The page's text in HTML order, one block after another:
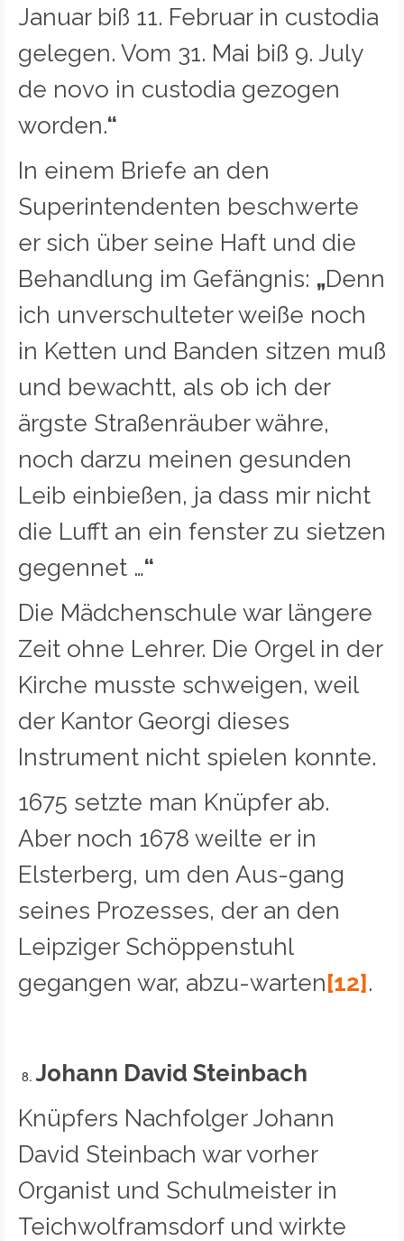
Januar biß 11. Februar in custodia
gelegen. Vom 31. Mai biß 9. July
de novo in custodia gezogen
worden.“
In einem Briefe an den
Superintendenten beschwerte
er sich über seine Haft und die
Behandlung im Gefängnis: „Denn
ich unverschulteter weiße noch
in Ketten und Banden sitzen muß
und bewachtt, als ob ich der
ärgste Straßenräuber währe,
noch darzu meinen gesunden
Leib einbießen, ja dass mir nicht
die Lufft an ein fenster zu sietzen
gegennet …“
Die Mädchenschule war längere
Zeit ohne Lehrer. Die Orgel in der
Kirche musste schweigen, weil
der Kantor Georgi dieses
Instrument nicht spielen konnte.
1675 setzte man Knüpfer ab.
Aber noch 1678 weilte er in
Elsterberg, um den Aus-gang
seines Prozesses, der an den
Leipziger Schöppenstuhl
gegangen war, abzu-warten[12].
Johann David Steinbach
Knüpfers Nachfolger Johann
David Steinbach war vorher
Organist und Schulmeister in
Teichwolframsdorf und wirkte